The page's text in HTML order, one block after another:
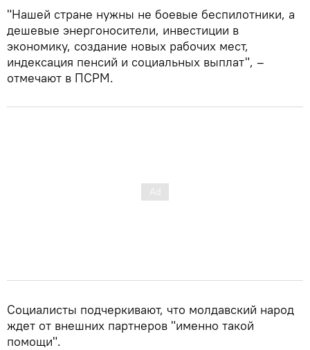
"Нашей стране нужны не боевые беспилотники, а
дешевые энергоносители, инвестиции в
экономику, создание новых рабочих мест,
индексация пенсий и социальных выплат", –
отмечают в ПСРМ.
Социалисты подчеркивают, что молдавский народ
ждет от внешних партнеров "именно такой
помощи".